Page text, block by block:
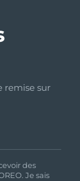
remise sur
des
Je sais